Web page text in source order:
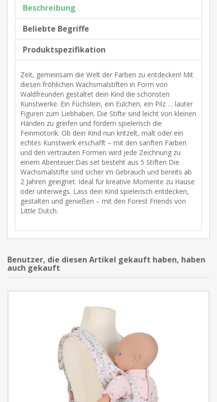
Beschreibung
Beliebte Begriffe
Produktspezifikation
Zeit, gemeinsam die Welt der Farben zu entdecken! Mit
diesen fröhlichen Wachsmalstiften in Form von
Waldfreunden gestaltet dein Kind die schönsten
Kunstwerke. Ein Füchslein, ein Eulchen, ein Pilz … lauter
Figuren zum Liebhaben. Die Stifte sind leicht von kleinen
Händen zu greifen und fördern spielerisch die
Feinmotorik. Ob dein Kind nun kritzelt, malt oder ein
echtes Kunstwerk erschafft – mit den sanften Farben
und den vertrauten Formen wird jede Zeichnung zu
einem Abenteuer.Das set besteht aus 5 Stiften Die
Wachsmalstifte sind sicher im Gebrauch und bereits ab
2 Jahren geeignet. Ideal für kreative Momente zu Hause
oder unterwegs. Lass dein Kind spielerisch entdecken,
gestalten und genießen – mit den Forest Friends von
Little Dutch.
Benutzer, die diesen Artikel gekauft haben, haben
auch gekauft